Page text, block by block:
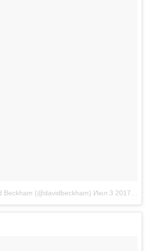
Beckham (@davidbeckham) Июл 3 2017 в 11:42 PDT